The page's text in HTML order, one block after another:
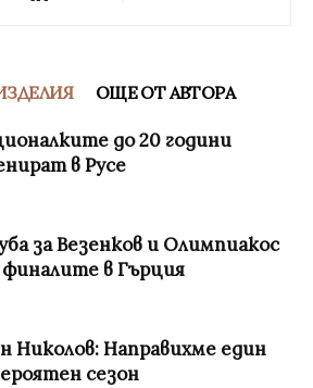
ОЩЕ ОТ АВТОРА
до 20 години
в Русе
за Везенков и Олимпиакос
финалите в Гърция
Николов: Направихме един
сезон